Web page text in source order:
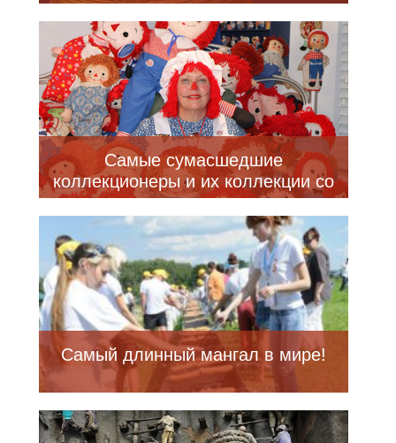
Самые сумасшедшие
коллекционеры и их коллекции со
всего мира
Самый длинный мангал в мире!